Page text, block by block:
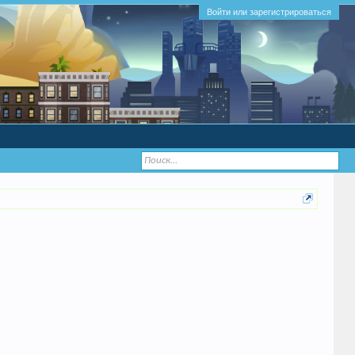
Войти или зарегистрироваться